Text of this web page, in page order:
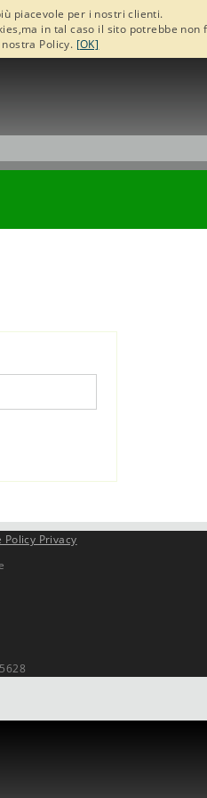
piacevole per i nostri clienti.
in tal caso il sito potrebbe
Policy. [OK]
Privacy